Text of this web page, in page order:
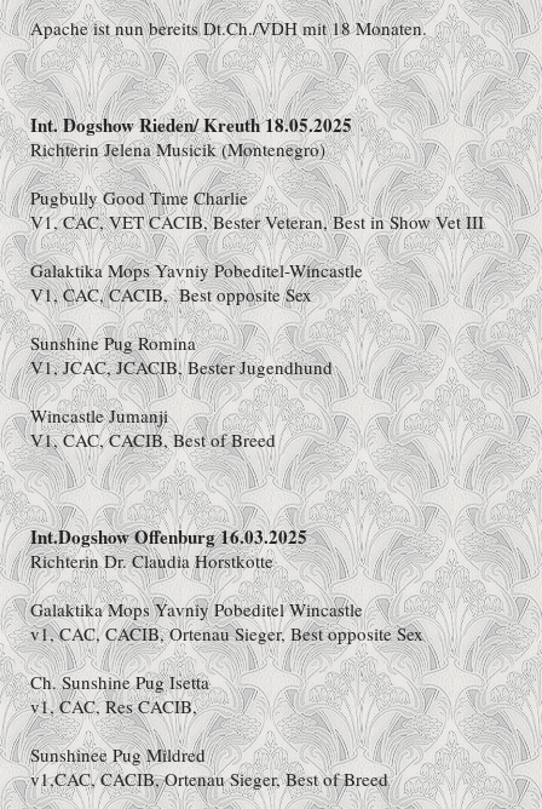
Apache ist nun bereits Dt.Ch./VDH mit 18 Monaten.
Int. Dogshow Rieden/ Kreuth 18.05.2025
Richterin Jelena Musicik (Montenegro)
Pugbully Good Time Charlie
V1, CAC, VET CACIB, Bester Veteran, Best in Show Vet III
Galaktika Mops Yavniy Pobeditel-Wincastle
V1, CAC, CACIB, Best opposite Sex
Sunshine Pug Romina
V1, JCAC, JCACIB, Bester Jugendhund
Wincastle Jumanji
V1, CAC, CACIB, Best of Breed
Int.Dogshow Offenburg 16.03.2025
Richterin Dr. Claudia Horstkotte
Galaktika Mops Yavniy Pobeditel Wincastle
v1, CAC, CACIB, Ortenau Sieger, Best opposite Sex
Ch. Sunshine Pug Isetta
v1, CAC, Res CACIB,
Sunshinee Pug Mildred
v1,CAC, CACIB, Ortenau Sieger, Best of Breed